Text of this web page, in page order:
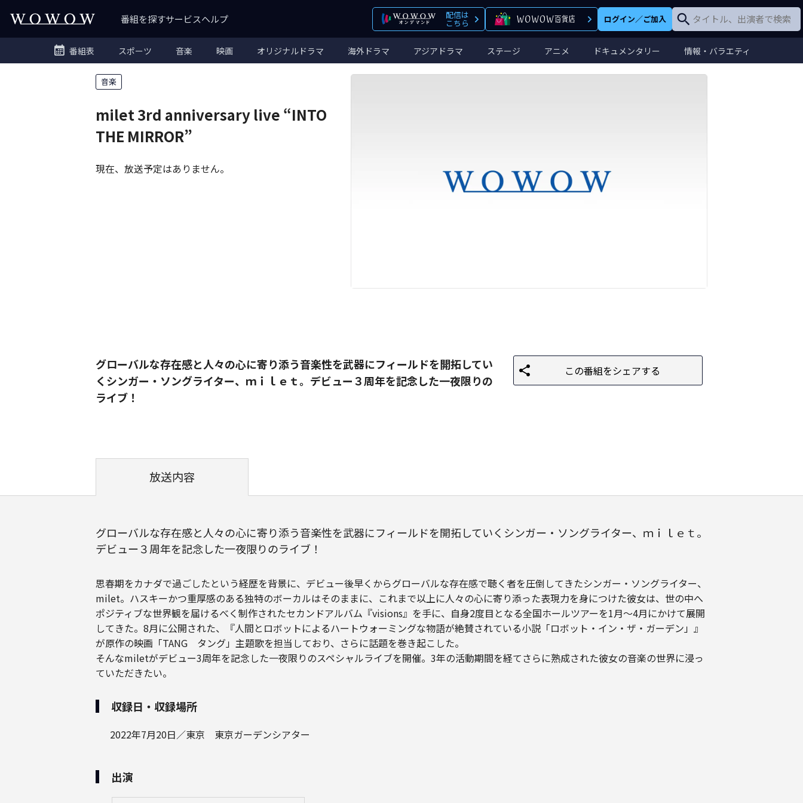
番組を探すサービスヘルプ 配信は
こちら ログイン／ご加入
番組表 スポーツ 音楽 映画 オリジナルドラマ 海外ドラマ アジアドラマ ステージ アニメ ドキュメンタリー 情報・バラエティ
音楽
milet 3rd anniversary live “INTO
THE MIRROR”
現在、放送予定はありません。
グローバルな存在感と人々の心に寄り添う音楽性を武器にフィールドを開拓してい
くシンガー・ソングライター、ｍｉｌｅｔ。デビュー３周年を記念した一夜限りの
ライブ！
この番組をシェアする
放送内容
グローバルな存在感と人々の心に寄り添う音楽性を武器にフィールドを開拓していくシンガー・ソングライター、ｍｉｌｅｔ。
デビュー３周年を記念した一夜限りのライブ！
思春期をカナダで過ごしたという経歴を背景に、デビュー後早くからグローバルな存在感で聴く者を圧倒してきたシンガー・ソングライター、
milet。ハスキーかつ重厚感のある独特のボーカルはそのままに、これまで以上に人々の心に寄り添った表現力を身につけた彼女は、世の中へ
ポジティブな世界観を届けるべく制作されたセカンドアルバム『visions』を手に、自身2度目となる全国ホールツアーを1月～4月にかけて展開
してきた。8月に公開された、『人間とロボットによるハートウォーミングな物語が絶賛されている小説「ロボット・イン・ザ・ガーデン」』
が原作の映画「TANG タング」主題歌を担当しており、さらに話題を巻き起こした。
そんなmiletがデビュー3周年を記念した一夜限りのスペシャルライブを開催。3年の活動期間を経てさらに熟成された彼女の音楽の世界に浸っ
ていただきたい。
収録日・収録場所
2022年7月20日／東京 東京ガーデンシアター
出演